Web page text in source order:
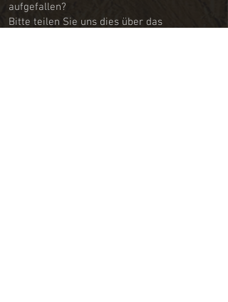
aufgefallen?
Bitte teilen Sie uns dies über das